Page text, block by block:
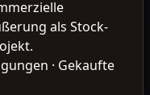
als Stock-
· Gekaufte